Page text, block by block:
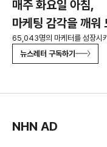
매주 화요일 아침,
마케팅 감각을 깨워
65,043명의 마케터를 성장시
뉴스레터 구독하기
NHN AD